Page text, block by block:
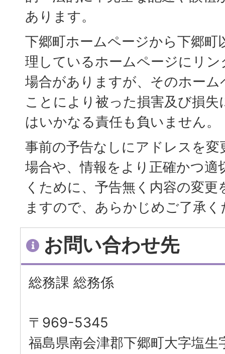
あります。
下郷町ホームページから下郷町
理しているホームページにリ
場合がありますが、そのホー
ことにより被った損害及び損失
はいかなる責任も負いません。
事前の予告なしにアドレスを
場合や、情報をより正確かつ適
くために、予告無く内容の変
ますので、あらかじめご了承
お問い合わせ先
総務課 総務係
〒969-5345
福島県南会津郡下郷町大字塩